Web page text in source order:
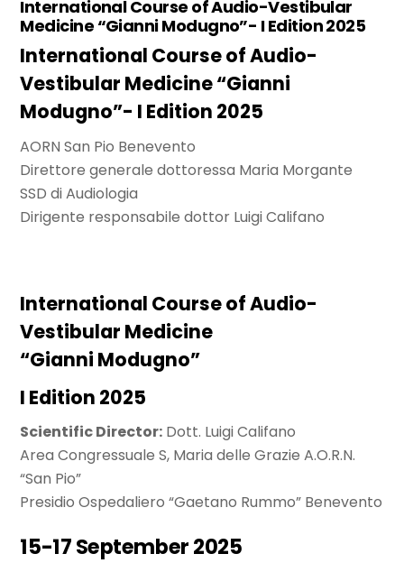
International Course of Audio-Vestibular
Medicine “Gianni Modugno”- I Edition 2025
International Course of Audio-
Vestibular Medicine “Gianni
Modugno”- I Edition 2025
AORN San Pio Benevento
Direttore generale dottoressa Maria Morgante
SSD di Audiologia
Dirigente responsabile dottor Luigi Califano
International Course of Audio-
Vestibular Medicine
“Gianni Modugno”
I Edition 2025
Scientific Director: Dott. Luigi Califano
Area Congressuale S, Maria delle Grazie A.O.R.N.
“San Pio”
Presidio Ospedaliero “Gaetano Rummo” Benevento
15-17 September 2025